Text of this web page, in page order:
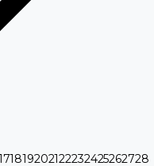
1819202122232425262728